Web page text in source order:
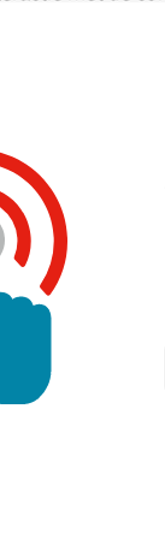
in combinatie
en
methode bij
en
met